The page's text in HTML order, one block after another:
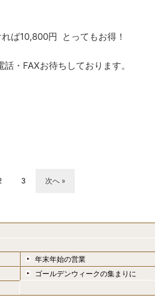
ば10,800円 とってもお得！
・FAXお待ちしております。
3 次へ »
年末年始の営業
ゴールデンウィークの集まりに